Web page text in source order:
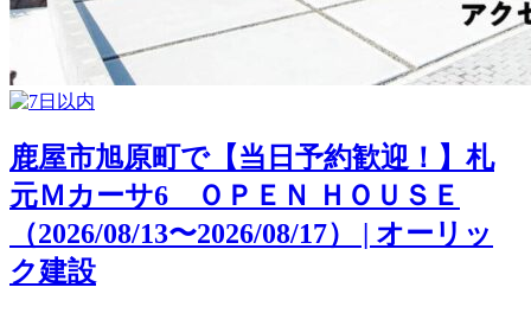
鹿屋市旭原町で【当日予約歓迎！】札
元Ｍカーサ6 ＯＰＥＮ ＨＯＵＳＥ
（2026/08/13〜2026/08/17） | オーリッ
ク建設